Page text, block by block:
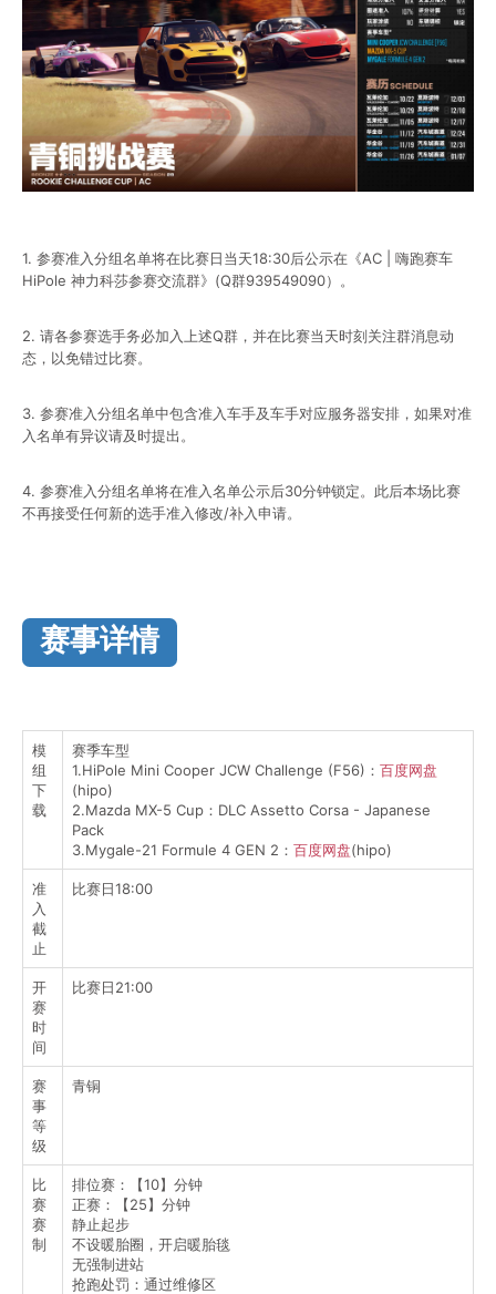
1. 参赛准入分组名单将在比赛日当天18:30后公示在《AC | 嗨跑赛车
HiPole 神力科莎参赛交流群》(Q群939549090）。
2. 请各参赛选手务必加入上述Q群，并在比赛当天时刻关注群消息动
态，以免错过比赛。
3. 参赛准入分组名单中包含准入车手及车手对应服务器安排，如果对准
入名单有异议请及时提出。
4. 参赛准入分组名单将在准入名单公示后30分钟锁定。此后本场比赛
不再接受任何新的选手准入修改/补入申请。
赛事详情
模
组
下
载
赛季车型
1.HiPole Mini Cooper JCW Challenge (F56)： 百度网盘
(hipo)
2.Mazda MX-5 Cup：DLC Assetto Corsa - Japanese
Pack
3.Mygale-21 Formule 4 GEN 2： 百度网盘(hipo)
准
入
截
止
比赛日18:00
开
赛
时
间
比赛日21:00
赛
事
等
级
青铜
比
赛
赛
制
排位赛：【10】分钟
正赛：【25】分钟
静止起步
不设暖胎圈，开启暖胎毯
无强制进站
抢跑处罚：通过维修区